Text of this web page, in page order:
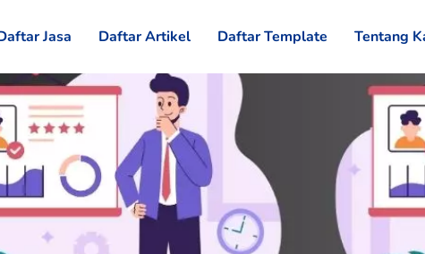
Jasa Daftar Artikel Daftar Template Tentang